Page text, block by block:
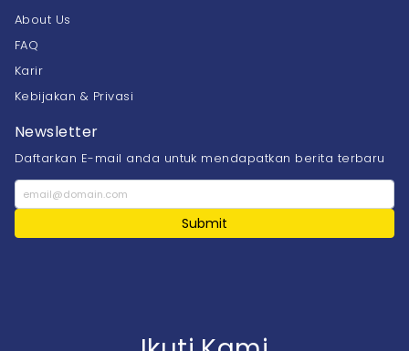
About Us
FAQ
Karir
Kebijakan & Privasi
Newsletter
Daftarkan E-mail anda untuk mendapatkan berita terbaru
Submit